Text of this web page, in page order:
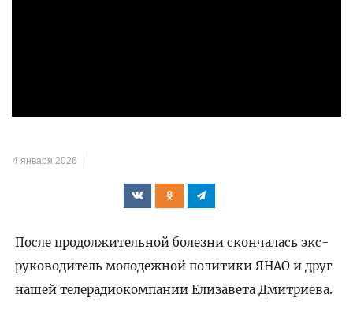
4 января 2026
После продолжительной болезни скончалась экс-
руководитель молодежной политики ЯНАО и друг
нашей телерадиокомпании Елизавета Дмитриева.